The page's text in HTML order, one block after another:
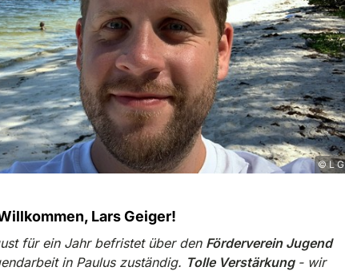
© L G
Lars Geiger!
für ein Jahr befristet über den Förderverein Jugend
in Paulus zuständig. Tolle Verstärkung - wir